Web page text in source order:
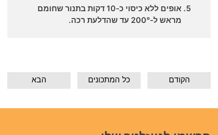
אופים ללא כיסוי כ-10 דקות בתנור שחומם
מראש ל-200° עד שהדלעת רכה.
הבא כל המתכונים הקודם